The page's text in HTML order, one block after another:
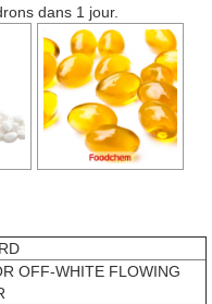
dans 1 jour.
OFF-WHITE FLOWING